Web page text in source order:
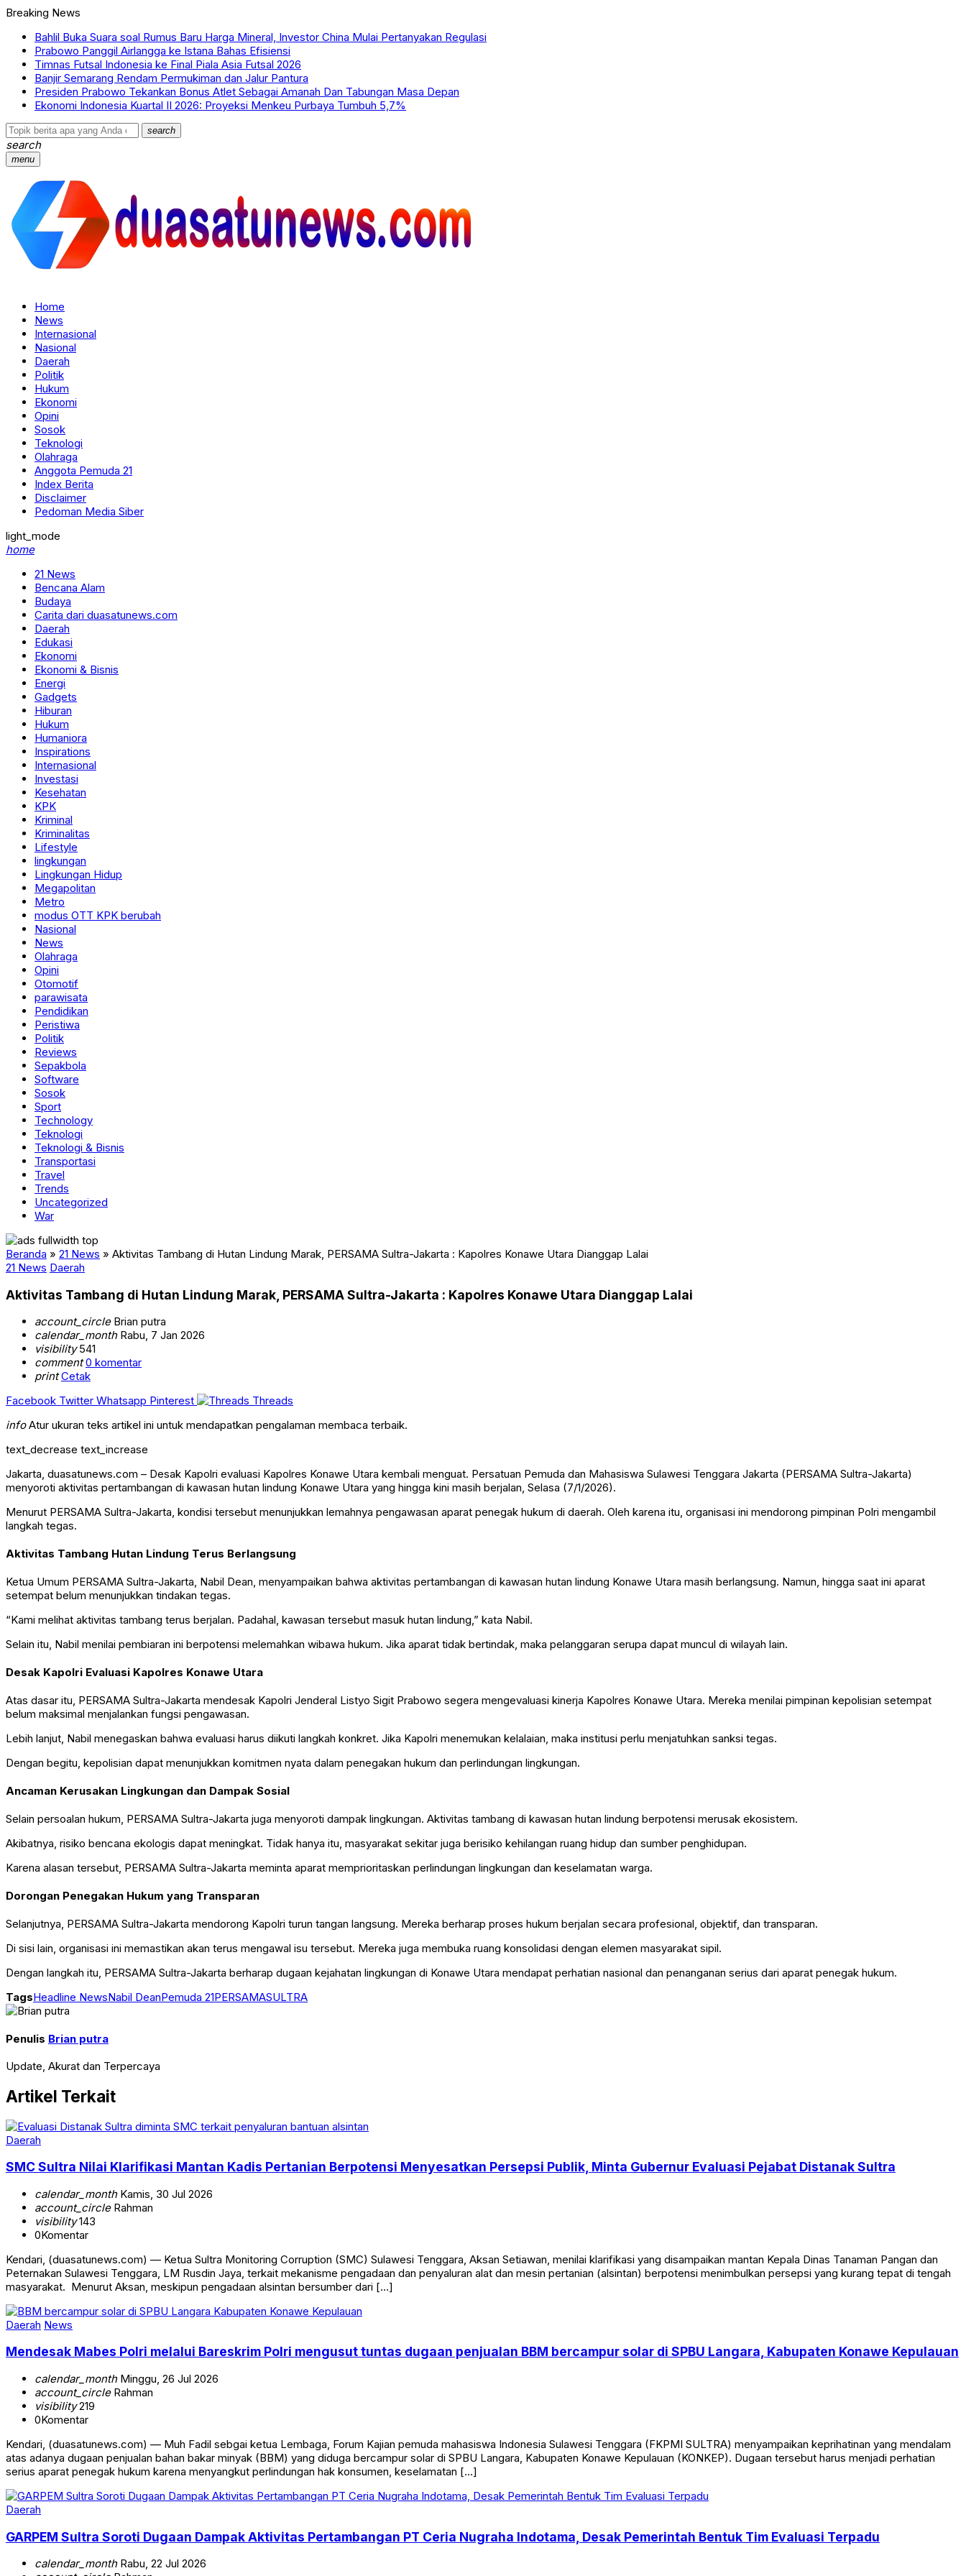
Breaking News
Bahlil Buka Suara soal Rumus Baru Harga Mineral, Investor China Mulai Pertanyakan Regulasi
Prabowo Panggil Airlangga ke Istana Bahas Efisiensi
Timnas Futsal Indonesia ke Final Piala Asia Futsal 2026
Banjir Semarang Rendam Permukiman dan Jalur Pantura
Presiden Prabowo Tekankan Bonus Atlet Sebagai Amanah Dan Tabungan Masa Depan
Ekonomi Indonesia Kuartal II 2026: Proyeksi Menkeu Purbaya Tumbuh 5,7%
search
search
menu
Home
News
Internasional
Nasional
Daerah
Politik
Hukum
Ekonomi
Opini
Sosok
Teknologi
Olahraga
Anggota Pemuda 21
Index Berita
Disclaimer
Pedoman Media Siber
light_mode
home
21 News
Bencana Alam
Budaya
Carita dari duasatunews.com
Daerah
Edukasi
Ekonomi
Ekonomi & Bisnis
Energi
Gadgets
Hiburan
Hukum
Humaniora
Inspirations
Internasional
Investasi
Kesehatan
KPK
Kriminal
Kriminalitas
Lifestyle
lingkungan
Lingkungan Hidup
Megapolitan
Metro
modus OTT KPK berubah
Nasional
News
Olahraga
Opini
Otomotif
parawisata
Pendidikan
Peristiwa
Politik
Reviews
Sepakbola
Software
Sosok
Sport
Technology
Teknologi
Teknologi & Bisnis
Transportasi
Travel
Trends
Uncategorized
War
Beranda » 21 News » Aktivitas Tambang di Hutan Lindung Marak, PERSAMA Sultra-Jakarta : Kapolres Konawe Utara Dianggap Lalai
21 News Daerah
Aktivitas Tambang di Hutan Lindung Marak, PERSAMA Sultra-Jakarta : Kapolres Konawe Utara Dianggap Lalai
account_circleBrian putra
calendar_monthRabu, 7 Jan 2026
visibility541
comment 0 komentar
print Cetak
Facebook Twitter Whatsapp Pinterest
Threads
infoAtur ukuran teks artikel ini untuk mendapatkan pengalaman membaca terbaik.
text_decrease text_increase
Jakarta, duasatunews.com – Desak Kapolri evaluasi Kapolres Konawe Utara kembali menguat. Persatuan Pemuda dan Mahasiswa Sulawesi Tenggara Jakarta (PERSAMA Sultra-Jakarta)
menyoroti aktivitas pertambangan di kawasan hutan lindung Konawe Utara yang hingga kini masih berjalan, Selasa (7/1/2026).
Menurut PERSAMA Sultra-Jakarta, kondisi tersebut menunjukkan lemahnya pengawasan aparat penegak hukum di daerah. Oleh karena itu, organisasi ini mendorong pimpinan Polri mengambil
langkah tegas.
Aktivitas Tambang Hutan Lindung Terus Berlangsung
Ketua Umum PERSAMA Sultra-Jakarta, Nabil Dean, menyampaikan bahwa aktivitas pertambangan di kawasan hutan lindung Konawe Utara masih berlangsung. Namun, hingga saat ini aparat
setempat belum menunjukkan tindakan tegas.
“Kami melihat aktivitas tambang terus berjalan. Padahal, kawasan tersebut masuk hutan lindung,” kata Nabil.
Selain itu, Nabil menilai pembiaran ini berpotensi melemahkan wibawa hukum. Jika aparat tidak bertindak, maka pelanggaran serupa dapat muncul di wilayah lain.
Desak Kapolri Evaluasi Kapolres Konawe Utara
Atas dasar itu, PERSAMA Sultra-Jakarta mendesak Kapolri Jenderal Listyo Sigit Prabowo segera mengevaluasi kinerja Kapolres Konawe Utara. Mereka menilai pimpinan kepolisian setempat
belum maksimal menjalankan fungsi pengawasan.
Lebih lanjut, Nabil menegaskan bahwa evaluasi harus diikuti langkah konkret. Jika Kapolri menemukan kelalaian, maka institusi perlu menjatuhkan sanksi tegas.
Dengan begitu, kepolisian dapat menunjukkan komitmen nyata dalam penegakan hukum dan perlindungan lingkungan.
Ancaman Kerusakan Lingkungan dan Dampak Sosial
Selain persoalan hukum, PERSAMA Sultra-Jakarta juga menyoroti dampak lingkungan. Aktivitas tambang di kawasan hutan lindung berpotensi merusak ekosistem.
Akibatnya, risiko bencana ekologis dapat meningkat. Tidak hanya itu, masyarakat sekitar juga berisiko kehilangan ruang hidup dan sumber penghidupan.
Karena alasan tersebut, PERSAMA Sultra-Jakarta meminta aparat memprioritaskan perlindungan lingkungan dan keselamatan warga.
Dorongan Penegakan Hukum yang Transparan
Selanjutnya, PERSAMA Sultra-Jakarta mendorong Kapolri turun tangan langsung. Mereka berharap proses hukum berjalan secara profesional, objektif, dan transparan.
Di sisi lain, organisasi ini memastikan akan terus mengawal isu tersebut. Mereka juga membuka ruang konsolidasi dengan elemen masyarakat sipil.
Dengan langkah itu, PERSAMA Sultra-Jakarta berharap dugaan kejahatan lingkungan di Konawe Utara mendapat perhatian nasional dan penanganan serius dari aparat penegak hukum.
TagsHeadline NewsNabil DeanPemuda 21PERSAMASULTRA
Penulis Brian putra
Update, Akurat dan Terpercaya
Artikel Terkait
Daerah
SMC Sultra Nilai Klarifikasi Mantan Kadis Pertanian Berpotensi Menyesatkan Persepsi Publik, Minta Gubernur Evaluasi Pejabat Distanak Sultra
calendar_monthKamis, 30 Jul 2026
account_circleRahman
visibility143
0Komentar
‎‎Kendari, (duasatunews.com) — Ketua Sultra Monitoring Corruption (SMC) Sulawesi Tenggara, Aksan Setiawan, menilai klarifikasi yang disampaikan mantan Kepala Dinas Tanaman Pangan dan
Peternakan Sulawesi Tenggara, LM Rusdin Jaya, terkait mekanisme pengadaan dan penyaluran alat dan mesin pertanian (alsintan) berpotensi menimbulkan persepsi yang kurang tepat di tengah
masyarakat. ‎ ‎Menurut Aksan, meskipun pengadaan alsintan bersumber dari […]
Daerah News
Mendesak Mabes Polri melalui Bareskrim Polri mengusut tuntas dugaan penjualan BBM bercampur solar di SPBU Langara, Kabupaten Konawe Kepulauan
calendar_monthMinggu, 26 Jul 2026
account_circleRahman
visibility219
0Komentar
Kendari, (duasatunews.com) — Muh Fadil sebgai ketua Lembaga, Forum Kajian pemuda mahasiswa Indonesia Sulawesi Tenggara (FKPMI SULTRA) menyampaikan keprihatinan yang mendalam
atas adanya dugaan penjualan bahan bakar minyak (BBM) yang diduga bercampur solar di SPBU Langara, Kabupaten Konawe Kepulauan (KONKEP). Dugaan tersebut harus menjadi perhatian
serius aparat penegak hukum karena menyangkut perlindungan hak konsumen, keselamatan […]
Daerah
GARPEM Sultra Soroti Dugaan Dampak Aktivitas Pertambangan PT Ceria Nugraha Indotama, Desak Pemerintah Bentuk Tim Evaluasi Terpadu
calendar_monthRabu, 22 Jul 2026